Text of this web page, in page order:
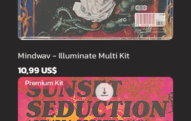
Mindwav - Illuminate Multi Kit
Cena
10,99 US$
Premium Kit